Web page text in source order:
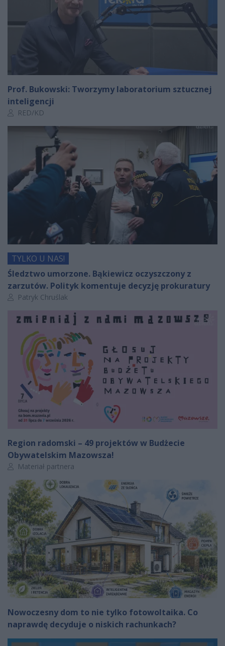
Prof. Bukowski: Tworzymy laboratorium sztucznej
inteligencji
Autor artykułu:
RED/KD
TYLKO U NAS!
Śledztwo umorzone. Bąkiewicz oczyszczony z
zarzutów. Polityk komentuje decyzję prokuratury
Autor artykułu:
Patryk Chruślak
Region radomski – 49 projektów w Budżecie
Obywatelskim Mazowsza!
Autor artykułu:
Materiał partnera
Nowoczesny dom to nie tylko fotowoltaika. Co
naprawdę decyduje o niskich rachunkach?